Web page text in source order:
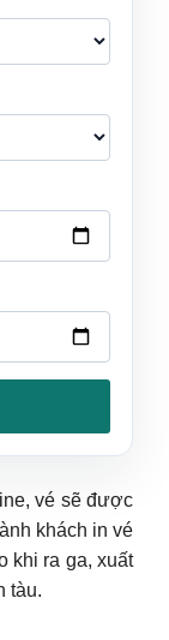
vé sẽ được
khách in vé
khi ra ga, xuất
tàu.